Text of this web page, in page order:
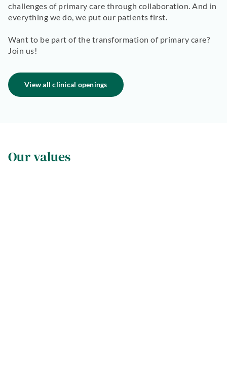
challenges of primary care through collaboration. And in
everything we do, we put our patients first.
Want to be part of the transformation of primary care?
Join us!
View all clinical openings
Our values